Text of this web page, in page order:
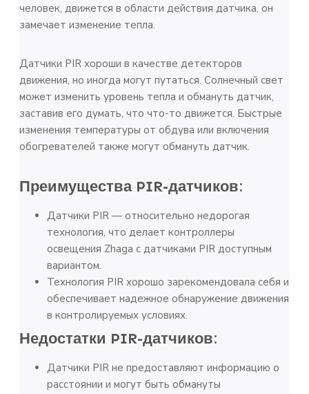
человек, движется в области действия датчика, он
замечает изменение тепла.
Датчики PIR хороши в качестве детекторов
движения, но иногда могут путаться. Солнечный свет
может изменить уровень тепла и обмануть датчик,
заставив его думать, что что-то движется. Быстрые
изменения температуры от обдува или включения
обогревателей также могут обмануть датчик.
Преимущества PIR-датчиков:
Датчики PIR — относительно недорогая
технология, что делает контроллеры
освещения Zhaga с датчиками PIR доступным
вариантом.
Технология PIR хорошо зарекомендовала себя и
обеспечивает надежное обнаружение движения
в контролируемых условиях.
Недостатки PIR-датчиков:
Датчики PIR не предоставляют информацию о
расстоянии и могут быть обмануты